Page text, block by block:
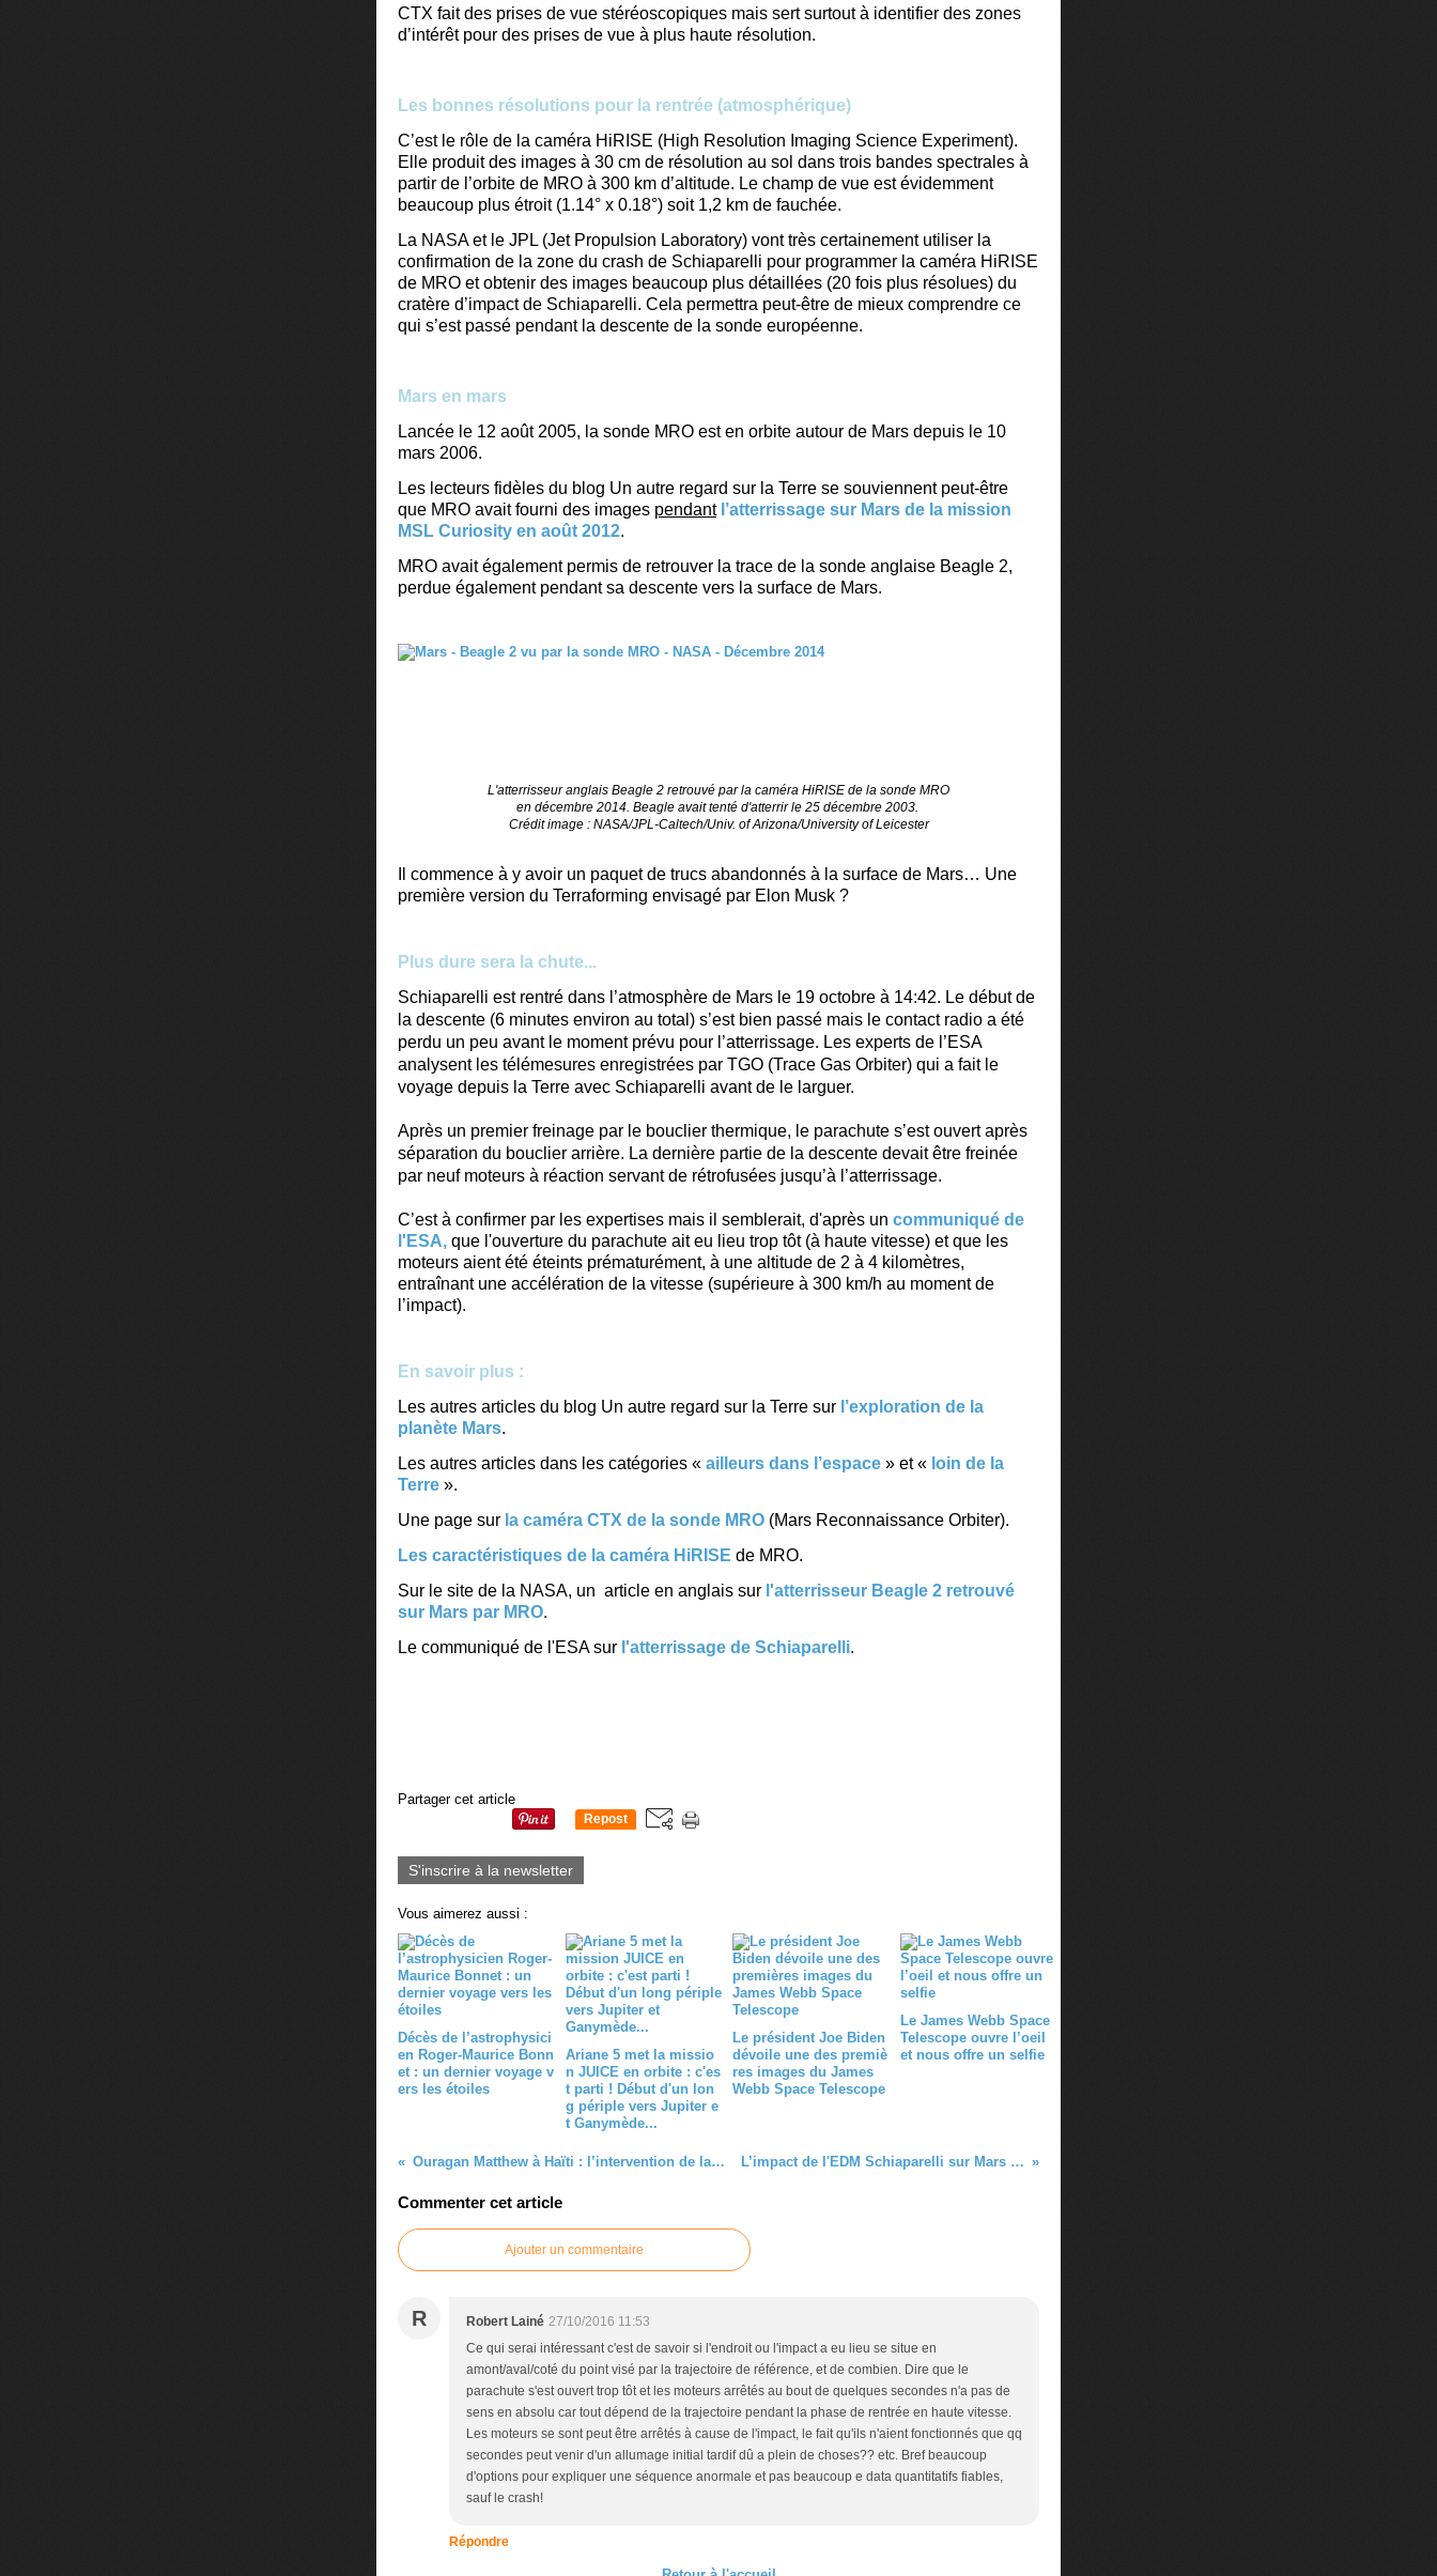
CTX fait des prises de vue stéréoscopiques mais sert surtout à identifier des zones
d’intérêt pour des prises de vue à plus haute résolution.
Les bonnes résolutions pour la rentrée (atmosphérique)
C’est le rôle de la caméra HiRISE (High Resolution Imaging Science Experiment).
Elle produit des images à 30 cm de résolution au sol dans trois bandes spectrales à
partir de l’orbite de MRO à 300 km d’altitude. Le champ de vue est évidemment
beaucoup plus étroit (1.14° x 0.18°) soit 1,2 km de fauchée.
La NASA et le JPL (Jet Propulsion Laboratory) vont très certainement utiliser la
confirmation de la zone du crash de Schiaparelli pour programmer la caméra HiRISE
de MRO et obtenir des images beaucoup plus détaillées (20 fois plus résolues) du
cratère d’impact de Schiaparelli. Cela permettra peut-être de mieux comprendre ce
qui s’est passé pendant la descente de la sonde européenne.
Mars en mars
Lancée le 12 août 2005, la sonde MRO est en orbite autour de Mars depuis le 10
mars 2006.
Les lecteurs fidèles du blog Un autre regard sur la Terre se souviennent peut-être
que MRO avait fourni des images pendant l’atterrissage sur Mars de la mission
MSL Curiosity en août 2012.
MRO avait également permis de retrouver la trace de la sonde anglaise Beagle 2,
perdue également pendant sa descente vers la surface de Mars.
L'atterrisseur anglais Beagle 2 retrouvé par la caméra HiRISE de la sonde MRO
en décembre 2014. Beagle avait tenté d'atterrir le 25 décembre 2003.
Crédit image : NASA/JPL-Caltech/Univ. of Arizona/University of Leicester
Il commence à y avoir un paquet de trucs abandonnés à la surface de Mars… Une
première version du Terraforming envisagé par Elon Musk ?
Plus dure sera la chute...
Schiaparelli est rentré dans l’atmosphère de Mars le 19 octobre à 14:42. Le début de
la descente (6 minutes environ au total) s’est bien passé mais le contact radio a été
perdu un peu avant le moment prévu pour l’atterrissage. Les experts de l’ESA
analysent les télémesures enregistrées par TGO (Trace Gas Orbiter) qui a fait le
voyage depuis la Terre avec Schiaparelli avant de le larguer.
Après un premier freinage par le bouclier thermique, le parachute s’est ouvert après
séparation du bouclier arrière. La dernière partie de la descente devait être freinée
par neuf moteurs à réaction servant de rétrofusées jusqu’à l’atterrissage.
C’est à confirmer par les expertises mais il semblerait, d'après un communiqué de
l'ESA, que l'ouverture du parachute ait eu lieu trop tôt (à haute vitesse) et que les
moteurs aient été éteints prématurément, à une altitude de 2 à 4 kilomètres,
entraînant une accélération de la vitesse (supérieure à 300 km/h au moment de
l’impact).
En savoir plus :
Les autres articles du blog Un autre regard sur la Terre sur l’exploration de la
planète Mars.
Les autres articles dans les catégories « ailleurs dans l’espace » et « loin de la
Terre ».
Une page sur la caméra CTX de la sonde MRO (Mars Reconnaissance Orbiter).
Les caractéristiques de la caméra HiRISE de MRO.
Sur le site de la NASA, un article en anglais sur l'atterrisseur Beagle 2 retrouvé
sur Mars par MRO.
Le communiqué de l'ESA sur l'atterrissage de Schiaparelli.
Partager cet article
Repost
S'inscrire à la newsletter
Vous aimerez aussi :
Décès de l’astrophysici
en Roger-Maurice Bonn
et : un dernier voyage v
ers les étoiles
Ariane 5 met la missio
n JUICE en orbite : c'es
t parti ! Début d'un lon
g périple vers Jupiter e
t Ganymède...
Le président Joe Biden
dévoile une des premiè
res images du James
Webb Space Telescope
Le James Webb Space
Telescope ouvre l’oeil
et nous offre un selfie
Ouragan Matthew à Haïti : l’intervention de la National Geospatial-Intelligence Agency L’impact de l'EDM Schiaparelli sur Mars : des images à plus haute résolution
Commenter cet article
Ajouter un commentaire
R Robert Lainé 27/10/2016 11:53
Ce qui serai intéressant c'est de savoir si l'endroit ou l'impact a eu lieu se situe en
amont/aval/coté du point visé par la trajectoire de référence, et de combien. Dire que le
parachute s'est ouvert trop tôt et les moteurs arrêtés au bout de quelques secondes n'a pas de
sens en absolu car tout dépend de la trajectoire pendant la phase de rentrée en haute vitesse.
Les moteurs se sont peut être arrêtés à cause de l'impact, le fait qu'ils n'aient fonctionnés que qq
secondes peut venir d'un allumage initial tardif dû a plein de choses?? etc. Bref beaucoup
d'options pour expliquer une séquence anormale et pas beaucoup e data quantitatifs fiables,
sauf le crash!
Répondre